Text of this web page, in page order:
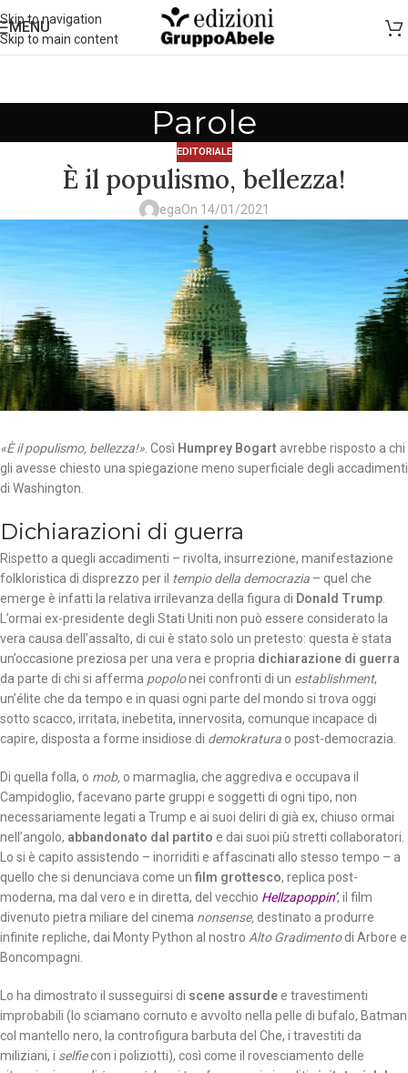
Skip to navigation
Skip to main content
MENU
Parole
EDITORIALE
È il populismo, bellezza!
egaOn 14/01/2021
«È il populismo, bellezza!». Così Humprey Bogart avrebbe risposto a chi
gli avesse chiesto una spiegazione meno superficiale degli accadimenti
di Washington.
Dichiarazioni di guerra
Rispetto a quegli accadimenti – rivolta, insurrezione, manifestazione
folkloristica di disprezzo per il tempio della democrazia – quel che
emerge è infatti la relativa irrilevanza della figura di Donald Trump.
L’ormai ex-presidente degli Stati Uniti non può essere considerato la
vera causa dell’assalto, di cui è stato solo un pretesto: questa è stata
un’occasione preziosa per una vera e propria dichiarazione di guerra
da parte di chi si afferma popolonei confronti di un establishment,
un’élite che da tempo e in quasi ogni parte del mondo si trova oggi
sotto scacco, irritata, inebetita, innervosita, comunque incapace di
capire, disposta a forme insidiose di demokratura o post-democrazia.
Di quella folla, o mob, o marmaglia, che aggrediva e occupava il
Campidoglio, facevano parte gruppi e soggetti di ogni tipo, non
necessariamente legati a Trump e ai suoi deliri di già ex, chiuso ormai
nell’angolo, abbandonato dal partito e dai suoi più stretti collaboratori.
Lo si è capito assistendo – inorriditi e affascinati allo stesso tempo – a
quello che si denunciava come un film grottesco, replica post-
moderna, ma dal vero e in diretta, del vecchio Hellzapoppin’, il film
divenuto pietra miliare del cinema nonsense, destinato a produrre
infinite repliche, dai Monty Python al nostro Alto Gradimentodi Arbore e
Boncompagni.
Lo ha dimostrato il susseguirsi di scene assurdee travestimenti
improbabili (lo sciamano cornuto e avvolto nella pelle di bufalo, Batman
col mantello nero, la controfigura barbuta del Che, i travestiti da
miliziani, i selfiecon i poliziotti), così come il rovesciamento delle